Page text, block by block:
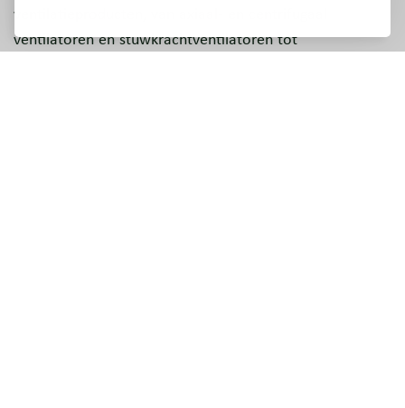
ventilatieproducten, van axiaal- en centrifugaal
ventilatoren en stuwkrachtventilatoren tot